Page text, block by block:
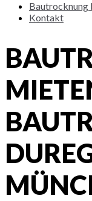
Bautrocknung
Kontakt